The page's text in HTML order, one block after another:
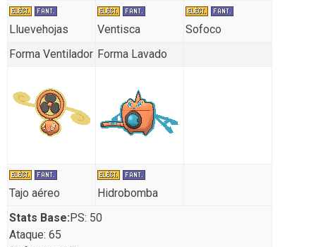
Lluevehojas Ventisca
Sofoco
Forma Ventilador Forma Lavado
Tajo aéreo
Hidrobomba
Stats Base:PS: 50
Ataque: 65